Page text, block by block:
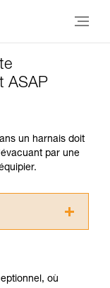
ASAP
un harnais doit
par une
pour
où